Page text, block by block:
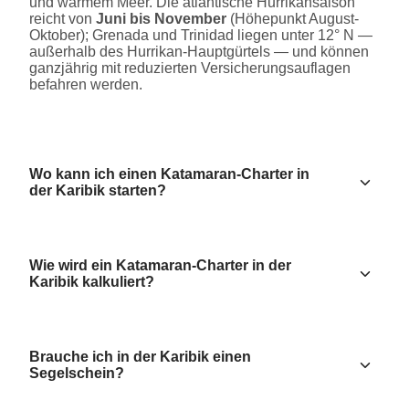
reicht von Juni bis November (Höhepunkt August-
Oktober); Grenada und Trinidad liegen unter 12° N —
außerhalb des Hurrikan-Hauptgürtels — und können
ganzjährig mit reduzierten Versicherungsauflagen
befahren werden.
Wo kann ich einen Katamaran-Charter in
der Karibik starten?
Wie wird ein Katamaran-Charter in der
Karibik kalkuliert?
Brauche ich in der Karibik einen
Segelschein?